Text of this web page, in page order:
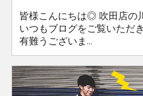
皆様こんにちは◎ 吹田店の
いつもブログをご覧いただ
有難うございま...